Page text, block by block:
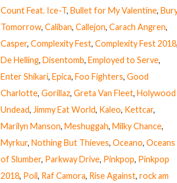
Count Feat. Ice-T, Bullet for My Valentine,
Tomorrow, Caliban, Callejon, Carach Angren,
Casper, Complexity Fest, Complexity Fest 2018,
De Helling, Disentomb, Employed to Serve,
Enter Shikari, Epica, Foo Fighters, Good
Charlotte, Gorillaz, Greta Van Fleet, Holywood
Undead, Jimmy Eat World, Kaleo, Kettcar,
Marilyn Manson, Meshuggah, Milky Chance,
Myrkur, Nothing But Thieves, Oceano, Oceans
of Slumber, Parkway Drive, Pinkpop, Pinkpop
2018, Poil, Raf Camora, Rise Against, rock am